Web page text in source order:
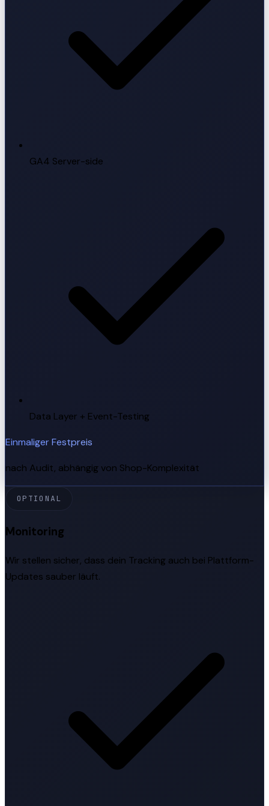
GA4 Server-side
Data Layer + Event-Testing
Einmaliger Festpreis
nach Audit, abhängig von Shop-Komplexität
OPTIONAL
Monitoring
Wir stellen sicher, dass dein Tracking auch bei Plattform-
Updates sauber läuft.